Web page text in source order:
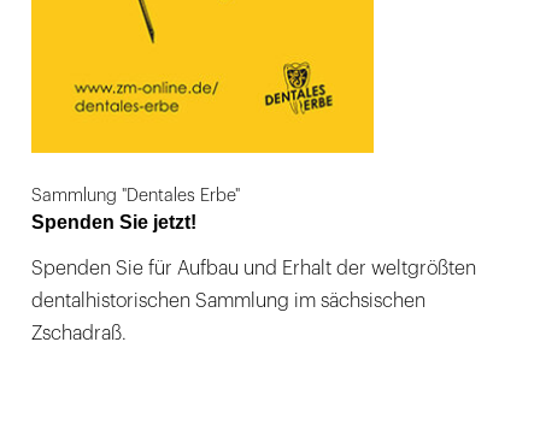
Sammlung "Dentales Erbe"
Spenden Sie jetzt!
Spenden Sie für Aufbau und Erhalt der weltgrößten
dentalhistorischen Sammlung im sächsischen
Zschadraß.